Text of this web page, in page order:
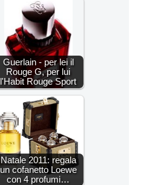
Guerlain - per lei il
Rouge G, per lui
l'Habit Rouge Sport
Natale 2011: regala
un cofanetto Loewe
con 4 profumi…